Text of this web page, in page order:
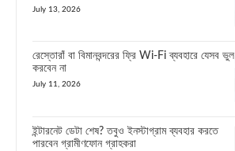
July 13, 2026
রেস্তোরাঁ বা বিমানবন্দরের ফ্রি Wi-Fi ব্যবহারে যেসব ভুল
করবেন না
July 11, 2026
ইন্টারনেট ডেটা শেষ? তবুও ইনস্টাগ্রাম ব্যবহার করতে
পারবেন গ্রামীণফোন গ্রাহকরা